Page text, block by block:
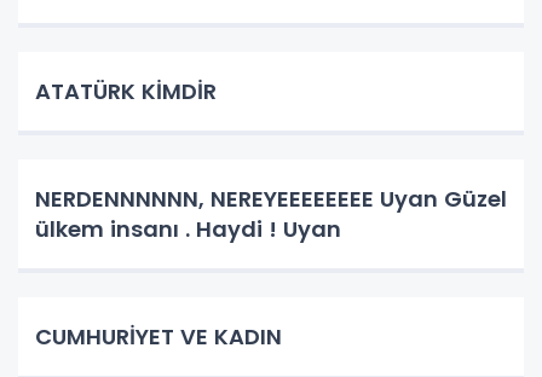
ATATÜRK KİMDİR
NERDENNNNNN, NEREYEEEEEEEE Uyan Güzel
ülkem insanı . Haydi ! Uyan
CUMHURİYET VE KADIN